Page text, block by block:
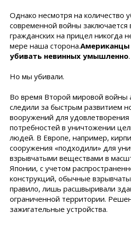
Однако несмотря на количество
современной войны
гражданских на прицел никогда
мере наша сторона.Американцы
убивать невинных умышленно.
Но мы убивали.
Во время Второй мировой войны
следили за быстрым развитием
вооружений для
потребностей в уничтожении
людей. В Европе, например,
сооружения «подходили» для
взрывчатыми веществами в
Японии, с учетом
конструкций, обычные
правило, лишь расшвыривали
ограниченной территории.
зажигательные устройства.